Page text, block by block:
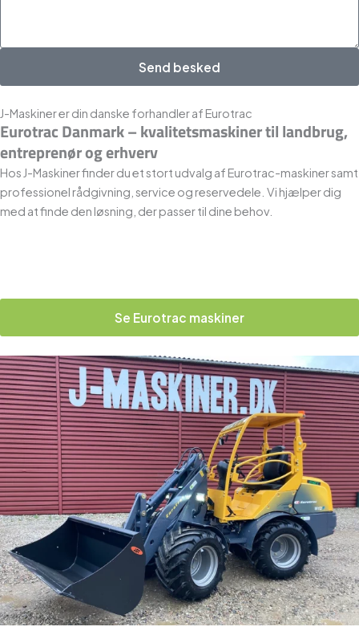
Send besked
J-Maskiner er din danske forhandler af Eurotrac
Eurotrac Danmark – kvalitetsmaskiner til landbrug,
entreprenør og erhverv
Hos J-Maskiner finder du et stort udvalg af Eurotrac-maskiner samt
professionel rådgivning, service og reservedele. Vi hjælper dig
med at finde den løsning, der passer til dine behov.
Se Eurotrac maskiner